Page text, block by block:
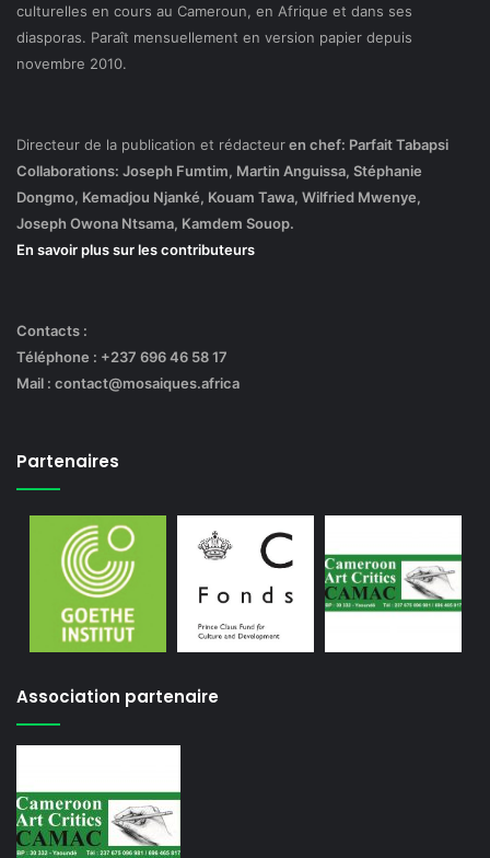
culturelles en cours au Cameroun, en Afrique et dans ses
diasporas. Paraît mensuellement en version papier depuis
novembre 2010.
Directeur de la publication et rédacteuren chef: Parfait Tabapsi
Collaborations: Joseph Fumtim, Martin Anguissa, Stéphanie
Dongmo, Kemadjou Njanké, Kouam Tawa, Wilfried Mwenye,
Joseph Owona Ntsama, Kamdem Souop.
En savoir plus sur les contributeurs
Contacts :
Téléphone : +237 696 46 58 17
Mail : contact@mosaiques.africa
Partenaires
Association partenaire